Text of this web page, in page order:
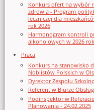
Konkurs ofert na wybór
zdrowia - Program
leczniczej dla
rok 2026
Harmonogram kontroli
alkoholowych w 2026
Praca
Konkurs na stanowisko
Noblistów Polskich w
Dyrektor Zespołu
Referent w Biurze
Podinspektor w
Planowania - 24.02.2025